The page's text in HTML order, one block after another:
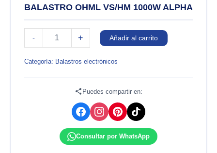
BALASTRO OHML VS/HM 1000W ALPHA
-
BALASTRO
1000W
+ Añadir al carrito
Categoría: Balastros electrónicos
Puedes compartir en:
Consultar por WhatsApp